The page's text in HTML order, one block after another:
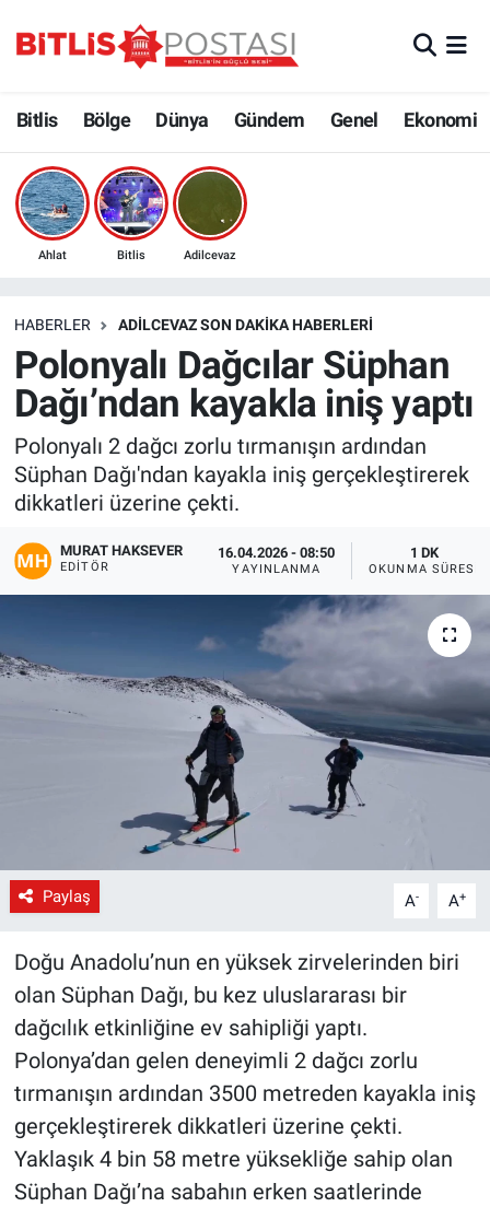
Bitlis Bölge Dünya Gündem Genel Ekonomi
Ahlat Bitlis Adilcevaz
HABERLER ADILCEVAZ SON DAKIKA HABERLERI
Polonyalı Dağcılar Süphan
Dağı’ndan kayakla iniş yaptı
Polonyalı 2 dağcı zorlu tırmanışın ardından
Süphan Dağı'ndan kayakla iniş gerçekleştirerek
dikkatleri üzerine çekti.
MURAT HAKSEVER
EDITÖR
16.04.2026 - 08:50
YAYINLANMA
1 DK
OKUNMA SÜRESI
Paylaş A- A+
Doğu Anadolu’nun en yüksek zirvelerinden biri
olan Süphan Dağı, bu kez uluslararası bir
dağcılık etkinliğine ev sahipliği yaptı.
Polonya’dan gelen deneyimli 2 dağcı zorlu
tırmanışın ardından 3500 metreden kayakla iniş
gerçekleştirerek dikkatleri üzerine çekti.
Yaklaşık 4 bin 58 metre yüksekliğe sahip olan
Süphan Dağı’na sabahın erken saatlerinde
Bölge
Çevre
Eğitim
Ekonomi
Genel
Politika
Spor
Yerel
Bitlis Trafik Yoğunluk Haritası
Süper Lig Puan Durumu ve Fikstür
Son Dakika Haberleri
Haber Arşivi